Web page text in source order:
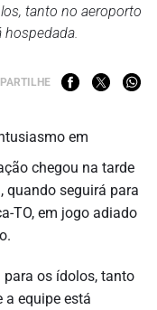
tanto no aeroporto
em
chegou na tarde
quando seguirá para
TO, em jogo adiado
os ídolos, tanto
a equipe está